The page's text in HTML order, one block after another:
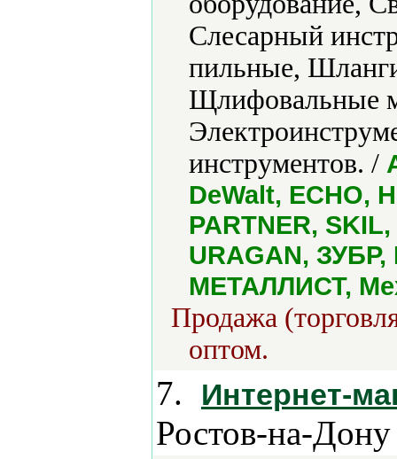
Слесарный
пильные,
Щлифовальные
инструментов. /
DeWalt, ECHO,
PARTNER,
URAGAN,
МЕТАЛЛИСТ,
Продажа
оптом.
7. Интернет-
Ростов-на-